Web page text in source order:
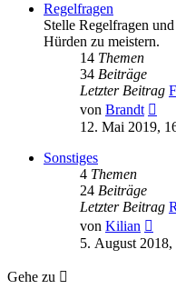
Regelfragen
Stelle Regelfragen
Hürden zu meistern.
14 Themen
34 Beiträge
Letzter Beitrag
von Brandt
12. Mai 2019,
Sonstiges
4 Themen
24 Beiträge
Letzter Beitrag
von Kilian
5. August 2018,
Gehe zu